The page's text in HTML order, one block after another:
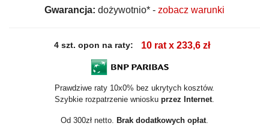
Gwarancja: dożywotnio* - zobacz warunki
4 szt. opon na raty: 10 rat x 233,6 zł
Prawdziwe raty 10x0% bez ukrytych kosztów.
Szybkie rozpatrzenie wniosku przez Internet
Od 300zł netto. Brak dodatkowych opłat